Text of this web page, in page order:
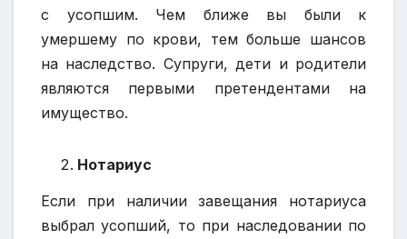
с усопшим. Чем ближе вы были к
умершему по крови, тем больше шансов
на наследство. Супруги, дети и родители
являются первыми претендентами на
имущество.
Нотариус
Если при наличии завещания нотариуса
выбрал усопший, то при наследовании по